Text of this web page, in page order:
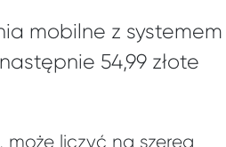
mobilne z systemem
54,99 złote
liczyć na szereg